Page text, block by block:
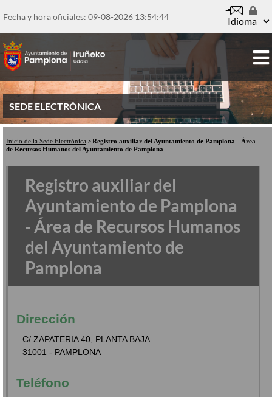
al
principal
Fecha y hora oficiales: 09-08-2026 13:54:44 Idioma
SEDE ELECTRÓNICA
Inicio de la Sede Electrónica
Registro auxiliar del Ayuntamiento de Pamplona - Área
de Recursos Humanos del Ayuntamiento de Pamplona
Registro auxiliar del
Ayuntamiento de Pamplona
- Área de Recursos Humanos
del Ayuntamiento de
Pamplona
Dirección
C/ ZAPATERIA 40, PLANTA BAJA
31001 - PAMPLONA
Teléfono